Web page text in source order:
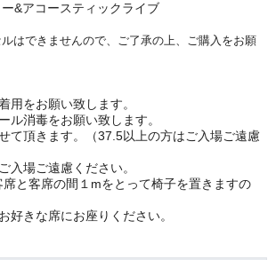
&アコースティックライブ
はできませんので、 ご了承の上、ご購入をお願
用をお願い致します。
ル消毒をお願い致します。
て頂きます。（37.5以上の方はご入場ご遠慮
入場ご遠慮ください。
と客席の間１mをとって椅子を置きますの
好きな席にお座りください。